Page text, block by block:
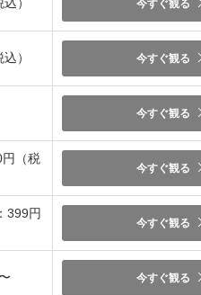
今すぐ観る
） 今すぐ観る
今すぐ観る
（税
今すぐ観る
399円
今すぐ観る
今すぐ観る